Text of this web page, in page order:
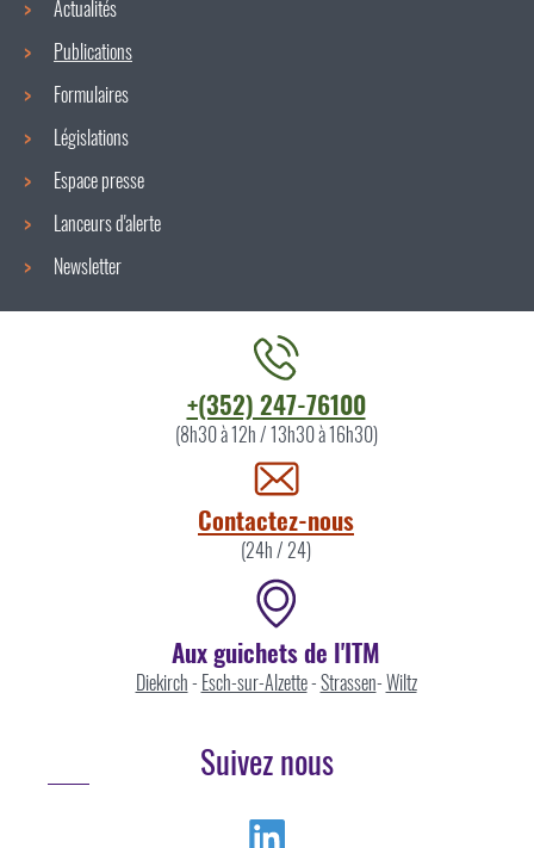
Actualités
Publications
Formulaires
Législations
Espace presse
Lanceurs d'alerte
Newsletter
+(352) 247-76100
(8h30 à 12h / 13h30 à 16h30)
Contactez-nous
(24h / 24)
Aux guichets de l'ITM
Diekirch- Esch-sur-Alzette-Strassen-Wiltz
Suivez nous